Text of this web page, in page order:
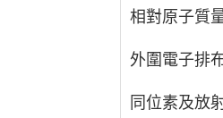
相對原子質
外圍電子排
同位素及放